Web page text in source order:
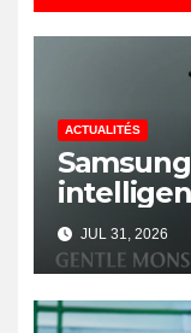
ACTUALITÉS
Gemini
JUL 31, 2026